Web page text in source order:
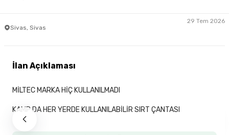
Sivas, Sivas
29 Tem 2026
İlan Açıklaması
MİLTEC MARKA HİÇ KULLANILMADI
KAMP DA HER YERDE KULLANILABİLİR SIRT ÇANTASI